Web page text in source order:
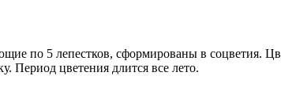
по 5 лепестков, сформированы в соцветия.
Период цветения длится все лето.